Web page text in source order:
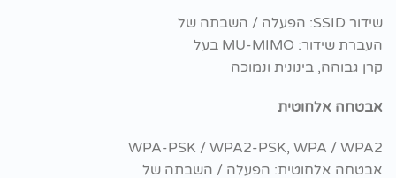
שידור SSID: הפעלה / השבתה של
העברת שידור: MU-MIMO בעל
קרן גבוהה, בינונית ונמוכה
אבטחה אלחוטית
WPA-PSK / WPA2-PSK, WPA / WPA2
אבטחה אלחוטית: הפעלה / השבתה של